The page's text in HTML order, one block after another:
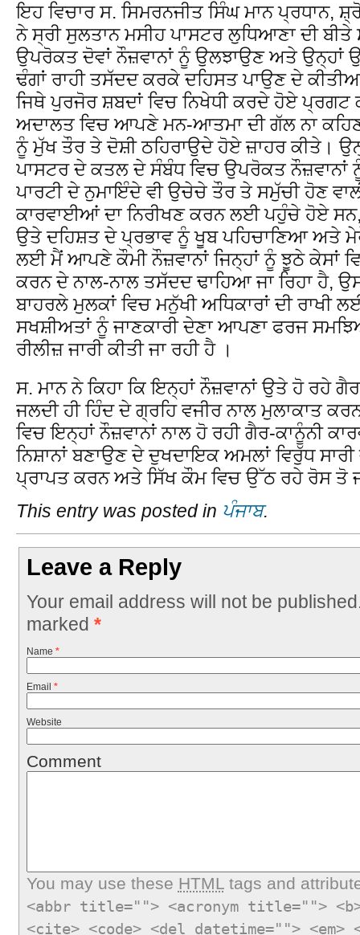
ਇਹ ਵਿਚਾਰ ਸ. ਸਿਮਰਨਜੀਤ ਸਿੰਘ ਮਾਨ ਪ੍ਰਧਾਨ,
ਨੇ ਸ੍ਰੀ ਸੁਲਤਾਨ ਮਸੀਹ ਪਾਸਟਰ ਲੁਧਿਆਣਾ ਦੀ
ਉਪਰੋਕਤ ਦੋਵਾਂ ਨੌਜ਼ਵਾਨਾਂ ਨੂੰ ਉਲਝਾਉਣ ਅਤੇ ਉਨ੍ਹਾਂ
ਢੰਗਾਂ ਰਾਹੀ ਤਸੱਦਦ ਕਰਕੇ ਦਹਿਸਤ ਪਾਉਣ ਦੇ
ਜਿਥੇ ਪੁਰਜੋਰ ਸ਼ਬਦਾਂ ਵਿਚ ਨਿਖੇਧੀ ਕਰਦੇ ਹੋਏ ਪ੍ਰਗਟ
ਅਦਾਲਤ ਵਿਚ ਆਪਣੇ ਮਨ-ਆਤਮਾ ਦੀ ਗੱਲ ਨਾ
ਨੂੰ ਮੁੱਖ ਤੌਰ ਤੇ ਦੋਸ਼ੀ ਠਹਿਰਾਉਦੇ ਹੋਏ ਜ਼ਾਹਰ ਕੀਤੇ।
ਪਾਸਟਰ ਦੇ ਕਤਲ ਦੇ ਸੰਬੰਧ ਵਿਚ ਉਪਰੋਕਤ ਨੌਜ਼ਵਾਨਾਂ
ਪਾਰਟੀ ਦੇ ਨੁਮਾਇੰਦੇ ਵੀ ਉਚੇਚੇ ਤੌਰ ਤੇ ਸਮੁੱਚੀ ਹੋਣ
ਕਾਰਵਾਈਆਂ ਦਾ ਨਿਰੀਖਣ ਕਰਨ ਲਈ ਪਹੁੰਚੇ ਹੋਏ ਸਨ,
ਉਤੇ ਦਹਿਸ਼ਤ ਦੇ ਪ੍ਰਭਾਵ ਨੂੰ ਖੂਬ ਪਹਿਚਾਣਿਆ ਅਤੇ
ਲਈ ਮੈਂ ਆਪਣੇ ਕੌਮੀ ਨੌਜ਼ਵਾਨਾਂ ਜਿਨ੍ਹਾਂ ਨੂੰ ਝੂਠੇ ਕੇਸਾਂ
ਕਰਨ ਦੇ ਨਾਲ-ਨਾਲ ਤਸੱਦਦ ਢਾਹਿਆ ਜਾ ਰਿਹਾ ਹੈ,
ਬਾਹਰਲੇ ਮੁਲਕਾਂ ਵਿਚ ਮਨੁੱਖੀ ਅਧਿਕਾਰਾਂ ਦੀ ਰਾਖੀ
ਸਖਸ਼ੀਅਤਾਂ ਨੂੰ ਜਾਣਕਾਰੀ ਦੇਣਾ ਆਪਣਾ ਫਰਜ
ਰੀਲੀਜ਼ ਜਾਰੀ ਕੀਤੀ ਜਾ ਰਹੀ ਹੈ ।
ਸ. ਮਾਨ ਨੇ ਕਿਹਾ ਕਿ ਇਨ੍ਹਾਂ ਨੌਜ਼ਵਾਨਾਂ ਉਤੇ ਹੋ ਰਹੇ
ਜਲਦੀ ਹੀ ਹਿੰਦ ਦੇ ਗ੍ਰਹਿ ਵਜੀਰ ਨਾਲ ਮੁਲਾਕਾਤ
ਵਿਚ ਇਨ੍ਹਾਂ ਨੌਜ਼ਵਾਨਾਂ ਨਾਲ ਹੋ ਰਹੀ ਗੈਰ-ਕਾਨੂੰਨੀ
ਨਿਸ਼ਾਨਾਂ ਬਣਾਉਣ ਦੇ ਦੁਖਦਾਇਕ ਅਮਲਾਂ ਵਿਰੁੱਧ
ਪ੍ਰਾਪਤ ਕਰਨ ਅਤੇ ਸਿੱਖ ਕੌਮ ਵਿਚ ਉੱਠ ਰਹੇ ਰੋਸ ਤੋ
This entry was posted in ਪੰਜਾਬ.
Leave a Reply
Your email address will not be
marked *
Name *
Email *
Website
Comment
You may use these HTMLtags and
<abbr title=""> <acronym title="">
<cite> <code> <del datetime="">